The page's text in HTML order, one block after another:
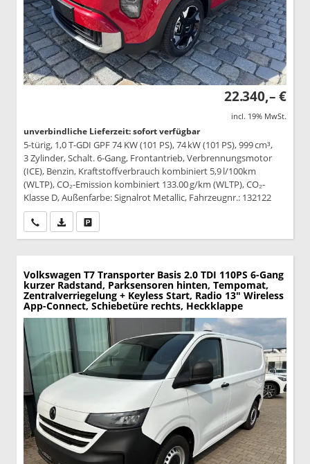
22.340,– €
incl. 19% MwSt.
unverbindliche Lieferzeit: sofort verfügbar
5-türig, 1,0 T-GDI GPF 74 KW (101 PS), 74 kW (101 PS), 999 cm³,
3 Zylinder, Schalt. 6-Gang, Frontantrieb, Verbrennungsmotor
(ICE), Benzin, Kraftstoffverbrauch kombiniert 5,9 l/100km
(WLTP), CO₂-Emission kombiniert 133.00 g/km (WLTP), CO₂-
Klasse D, Außenfarbe: Signalrot Metallic, Fahrzeugnr.: 132122
Wir rufen Sie anPDF-Datei, Fahrzeugexposé drucken
Volkswagen T7 Transporter Basis 2.0 TDI 110PS 6-Gang
kurzer Radstand, Parksensoren hinten, Tempomat,
Zentralverriegelung + Keyless Start, Radio 13" Wireless
App-Connect, Schiebetüre rechts, Heckklappe